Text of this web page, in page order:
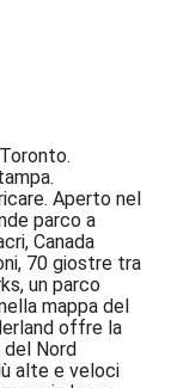
Aperto nel
parco a
Canada
70 giostre tra
un parco
mappa del
offre la
del Nord
alte e veloci